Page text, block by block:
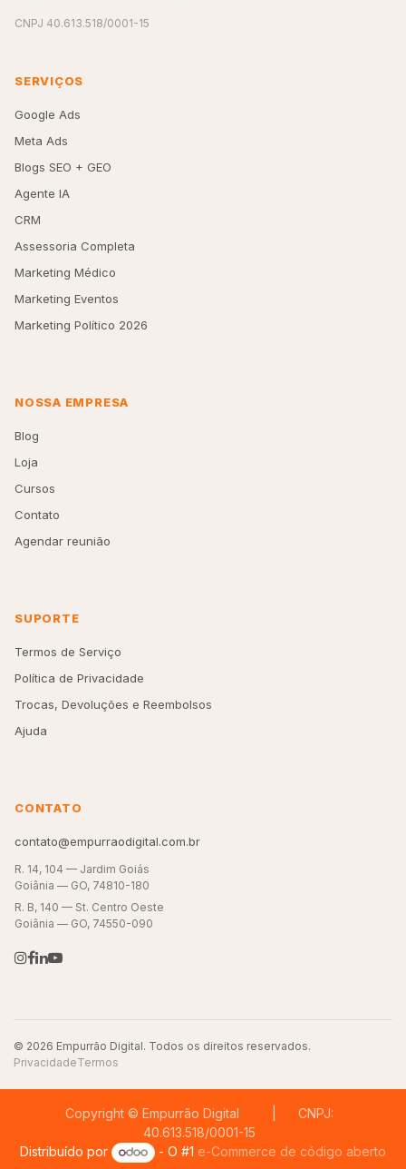
CNPJ 40.613.518/0001-15
SERVIÇOS
Google Ads
Meta Ads
Blogs SEO + GEO
Agente IA
CRM
Assessoria Completa
Marketing Médico
Marketing Eventos
Marketing Político 2026
NOSSA EMPRESA
Blog
Loja
Cursos
Contato
Agendar reunião
SUPORTE
Termos de Serviço
Política de Privacidade
Trocas, Devoluções e Reembolsos
Ajuda
CONTATO
contato@empurraodigital.com.br
R. 14, 104 — Jardim Goiás
Goiânia — GO, 74810-180
R. B, 140 — St. Centro Oeste
Goiânia — GO, 74550-090
© 2026 Empurrão Digital. Todos os direitos reservados.
PrivacidadeTermos
Copyright © Empurrão Digital | CNPJ:
40.613.518/0001-15
Distribuído por
- O #1 e-Commerce de código aberto